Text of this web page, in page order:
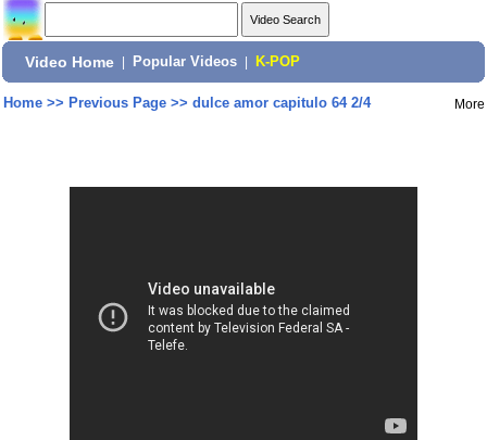
Video Home Popular Videos K-POP
Home>> Previous Page>> dulce amor capitulo 64 2/4 More